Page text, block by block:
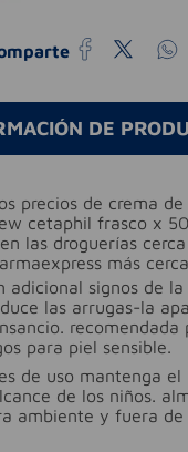
DE
cetaphil frasco x
las droguerías
más
adicional signos de la
las arrugas-la
recomendada
para piel sensible.
de uso mantenga el
de los niños.
ambiente y fuera de